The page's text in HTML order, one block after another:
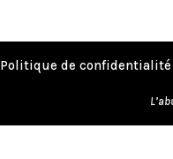
Politique de confidentialité